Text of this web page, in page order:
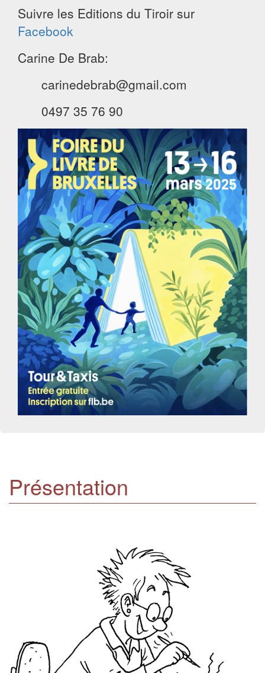
Suivre les Editions du Tiroir sur
Facebook
Carine De Brab:
carinedebrab@gmail.com
0497 35 76 90
Présentation